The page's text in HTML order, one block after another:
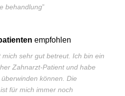
behandlung”
empfohlen
mich sehr gut betreut. Ich bin ein
Zahnarzt-Patient und habe
können. Die
für mich immer noch